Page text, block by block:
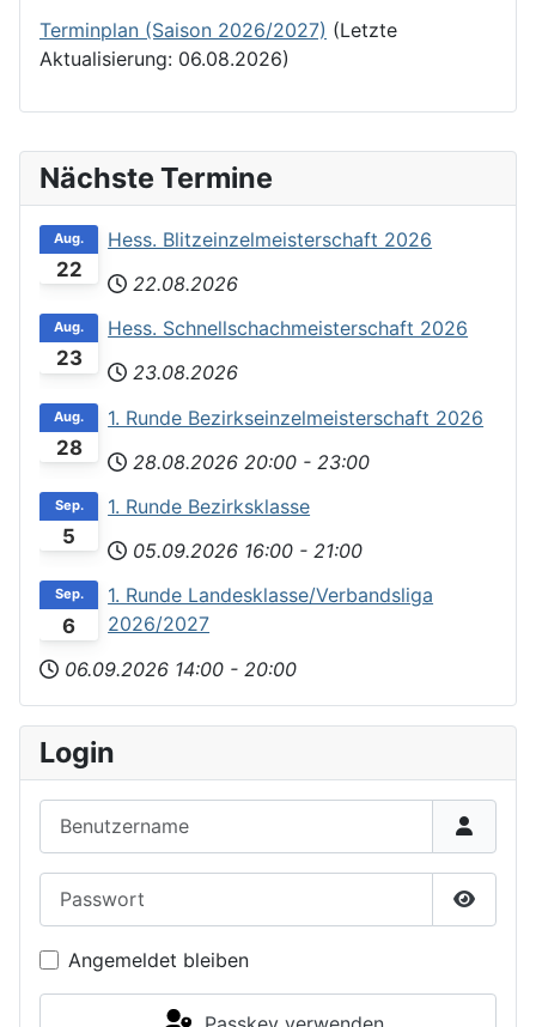
Nächste Termine
22
Aug.
Hess. Blitzeinzelmeisterschaft 2026
22.08.2026
23
Aug.
Hess. Schnellschachmeisterschaft 2026
23.08.2026
28
Aug.
1. Runde Bezirkseinzelmeisterschaft 2026
28.08.2026 20:00 - 23:00
5
Sep.
1. Runde Bezirksklasse
05.09.2026 16:00 - 21:00
6
Sep.
1. Runde Landesklasse/Verbandsliga
2026/2027
06.09.2026 14:00 - 20:00
Login
Angemeldet bleiben
Terminplan (Saison 2026/2027) (Letzte
Aktualisierung: 06.08.2026)